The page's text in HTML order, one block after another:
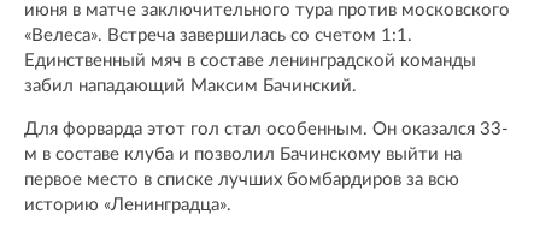
июня в матче заключительного тура против московского
«Велеса». Встреча завершилась со счетом 1:1.
Единственный мяч в составе ленинградской команды
забил нападающий Максим Бачинский.
Для форварда этот гол стал особенным. Он оказался 33-
м в составе клуба и позволил Бачинскому выйти на
первое место в списке лучших бомбардиров за всю
историю «Ленинградца».